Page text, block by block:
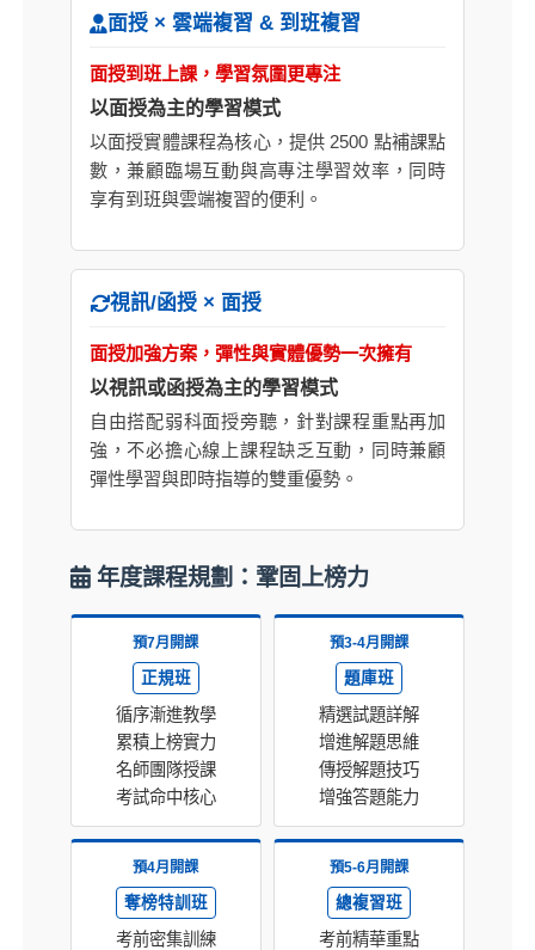
面授 × 雲端複習 & 到班複習
面授到班上課，學習氛圍更專注
以面授為主的學習模式
以面授實體課程為核心，提供 2500 點補課點
數，兼顧臨場互動與高專注學習效率，同時
享有到班與雲端複習的便利。
視訊/函授 × 面授
面授加強方案，彈性與實體優勢一次擁有
以視訊或函授為主的學習模式
自由搭配弱科面授旁聽，針對課程重點再加
強，不必擔心線上課程缺乏互動，同時兼顧
彈性學習與即時指導的雙重優勢。
年度課程規劃：鞏固上榜力
預7月開課
正規班
循序漸進教學
累積上榜實力
名師團隊授課
考試命中核心
預3-4月開課
題庫班
精選試題詳解
增進解題思維
傳授解題技巧
增強答題能力
預4月開課
奪榜特訓班
考前密集訓練
預5-6月開課
總複習班
考前精華重點